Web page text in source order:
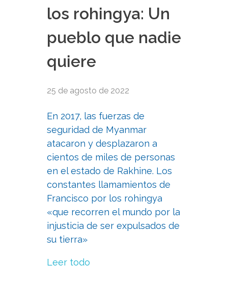
los rohingya: Un
pueblo que nadie
quiere
25 de agosto de 2022
En 2017, las fuerzas de
seguridad de Myanmar
atacaron y desplazaron a
cientos de miles de personas
en el estado de Rakhine. Los
constantes llamamientos de
Francisco por los rohingya
«que recorren el mundo por la
injusticia de ser expulsados de
su tierra»
Leer todo